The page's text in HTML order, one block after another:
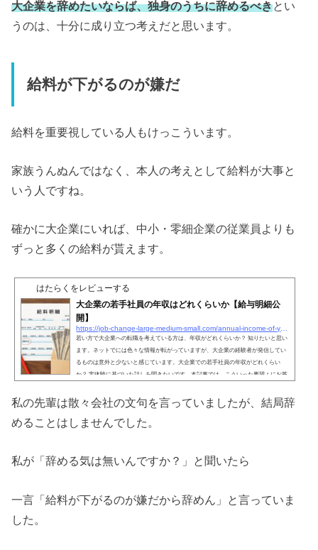
大企業を辞めたいならば、独身のうちに辞めるべきとい
うのは、十分に成り立つ考えだと思います。
給料が下がるのが嫌だ
給料を重要視している人もけっこういます。
家族うんぬんではなく、本人の考えとして給料が大事と
いう人ですね。
確かに大企業にいれば、中小・零細企業の従業員よりも
ずっと多くの給料が貰えます。
はたらくをレビューする
大企業の若手社員の年収はどれくらいか【給与明細公
開】
若い方で大企業への転職を考えている方は、年収がどれくらいか？ 知りたいと思い
ます。ネットでには色々な情報が転がっていますが、大企業の経験者が発信してい
るものは意外と少ないと感じています。大企業での若手社員の年収がどれくらい
か？ 実体験に基づいた話しを聞きたいです。本記事では、こういった要望 ↑ にお答
大企業の若手社員です。当時の給与明細も残っているので、お見せできます！この
記事を読むことで、大企業の若手社員の年収そして福利厚...
私の先輩は散々会社の文句を言っていましたが、結局辞
めることはしませんでした。
私が「辞める気は無いんですか？」と聞いたら
一言「給料が下がるのが嫌だから辞めん」と言っていま
した。